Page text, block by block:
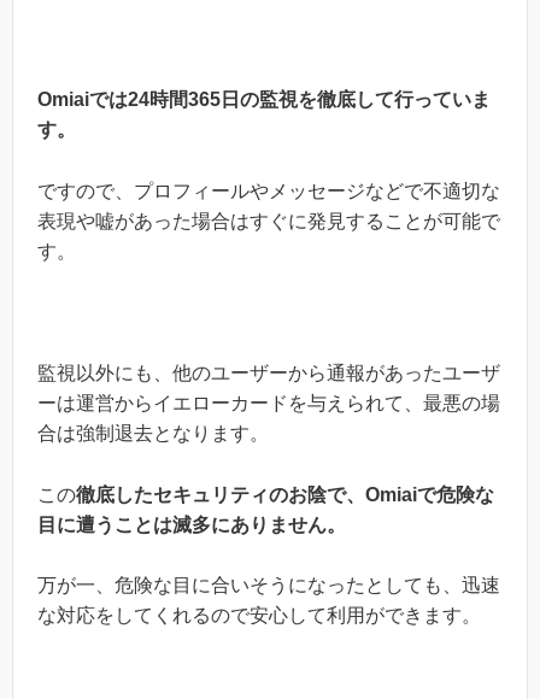
Omiaiでは24時間365日の監視を徹底して行っていま
す。
ですので、プロフィールやメッセージなどで不適切な
表現や嘘があった場合はすぐに発見することが可能で
す。
監視以外にも、他のユーザーから通報があったユーザ
ーは運営からイエローカードを与えられて、最悪の場
合は強制退去となります。
この徹底したセキュリティのお陰で、Omiaiで危険な
目に遭うことは滅多にありません。
万が一、危険な目に合いそうになったとしても、迅速
な対応をしてくれるので安心して利用ができます。